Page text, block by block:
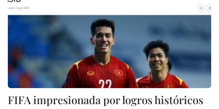
FIFA impresionada por logros históricos